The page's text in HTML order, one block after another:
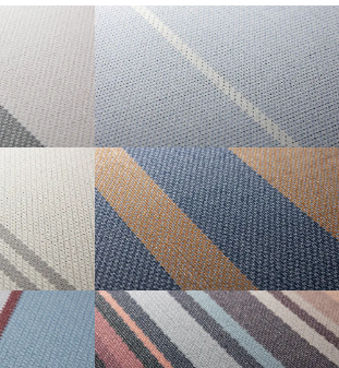
アボンド」もしくは、「ウォールボンド100」です。
950mm×47m（有効巾900mm・m切売り）
NM-5450
MFN-3734
について |
以上の商品はリピートレスタイプです。
品をご注文の際は、必ずRepeat Imageをご確認いた
さい。
注文数量は、本売り(W900mmxH2700mm/本)となり
|
墳や屋外での使用はお避けください。天井や間接照
が目立つ場所にご使用になる場合は、ご注意下さ
商品について |
品は、要尺が無地系の商品よりも多くなりますので
際は見本帳の「リピート」表示を参考に柄合わせし
材質 普通紙＋ポリ塩化
料※① 不燃
膏ボード※② 不燃
燃材料※③ 準不燃
板※④ -
料※① -
膏ボード※② -
燃材料※③ -
PIN STRIPE
THICK AND THIN
STRIPE